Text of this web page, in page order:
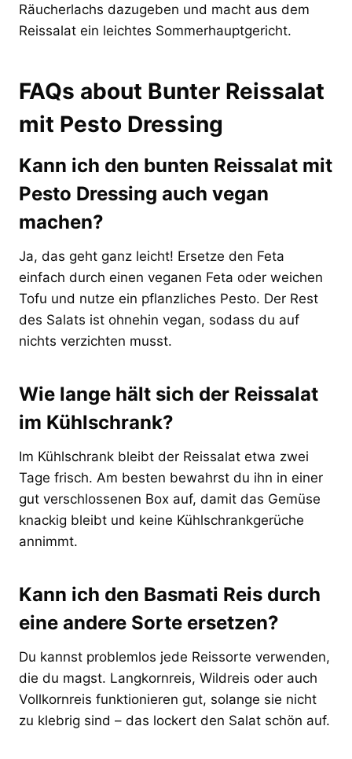
Räucherlachs dazugeben und macht aus dem
Reissalat ein leichtes Sommerhauptgericht.
FAQs about Bunter Reissalat
mit Pesto Dressing
Kann ich den bunten Reissalat mit
Pesto Dressing auch vegan
machen?
Ja, das geht ganz leicht! Ersetze den Feta
einfach durch einen veganen Feta oder weichen
Tofu und nutze ein pflanzliches Pesto. Der Rest
des Salats ist ohnehin vegan, sodass du auf
nichts verzichten musst.
Wie lange hält sich der Reissalat
im Kühlschrank?
Im Kühlschrank bleibt der Reissalat etwa zwei
Tage frisch. Am besten bewahrst du ihn in einer
gut verschlossenen Box auf, damit das Gemüse
knackig bleibt und keine Kühlschrankgerüche
annimmt.
Kann ich den Basmati Reis durch
eine andere Sorte ersetzen?
Du kannst problemlos jede Reissorte verwenden,
die du magst. Langkornreis, Wildreis oder auch
Vollkornreis funktionieren gut, solange sie nicht
zu klebrig sind – das lockert den Salat schön auf.